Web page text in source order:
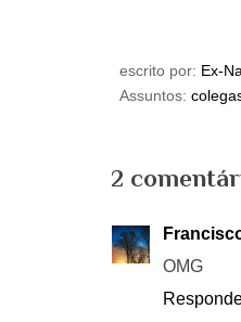
escrito por: Ex-
Assuntos:
2
OMG